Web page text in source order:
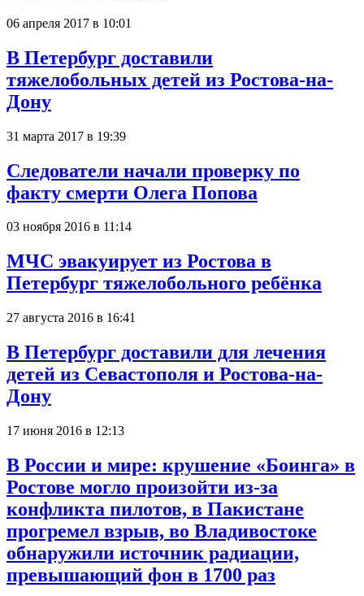
06 апреля 2017 в 10:01
В Петербург доставили
тяжелобольных детей из Ростова-на-
Дону
31 марта 2017 в 19:39
Следователи начали проверку по
факту смерти Олега Попова
03 ноября 2016 в 11:14
МЧС эвакуирует из Ростова в
Петербург тяжелобольного ребёнка
27 августа 2016 в 16:41
В Петербург доставили для лечения
детей из Севастополя и Ростова-на-
Дону
17 июня 2016 в 12:13
В России и мире: крушение «Боинга» в
Ростове могло произойти из-за
конфликта пилотов, в Пакистане
прогремел взрыв, во Владивостоке
обнаружили источник радиации,
превышающий фон в 1700 раз